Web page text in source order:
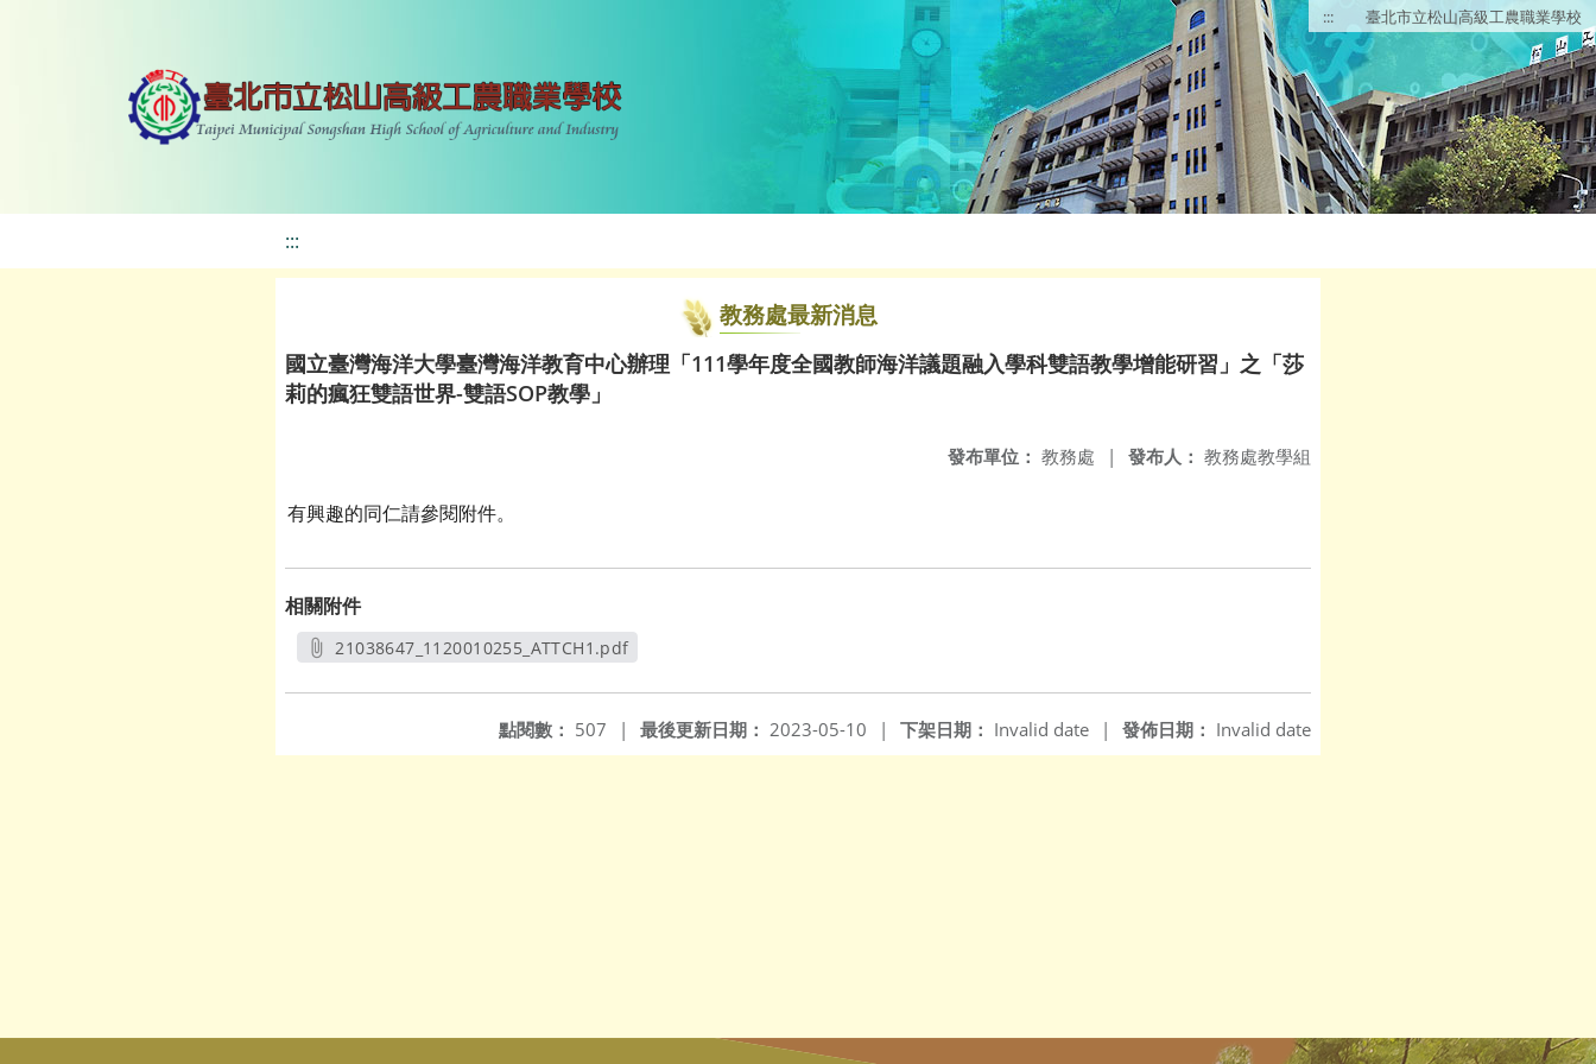
::: 臺北市立松山高級工農職業學校
:::
教務處最新消息
國立臺灣海洋大學臺灣海洋教育中心辦理「111學年度全國教師海洋議題融入學科雙語教學增能研習」之「莎
莉的瘋狂雙語世界-雙語SOP教學」
發布人： 教務處教學組
發布單位： 教務處 |
有興趣的同仁請參閱附件。
相關附件
21038647_1120010255_ATTCH1.pdf
發佈日期： Invalid date
下架日期： Invalid date |
最後更新日期： 2023-05-10 |
點閱數： 507 |